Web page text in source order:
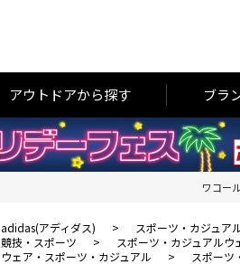
アウトドアから探す ブラ
ワコー
adidas(アディダス) > スポーツ・カジュア
競技・スポーツ > スポーツ・カジュアルウ
ウェア・スポーツ・カジュアル > スポーツ